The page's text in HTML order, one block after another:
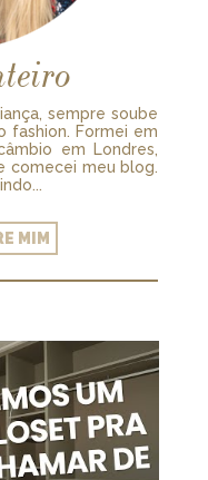
sempre soube
fashion. Formei em
em Londres,
comecei meu blog.
MIM